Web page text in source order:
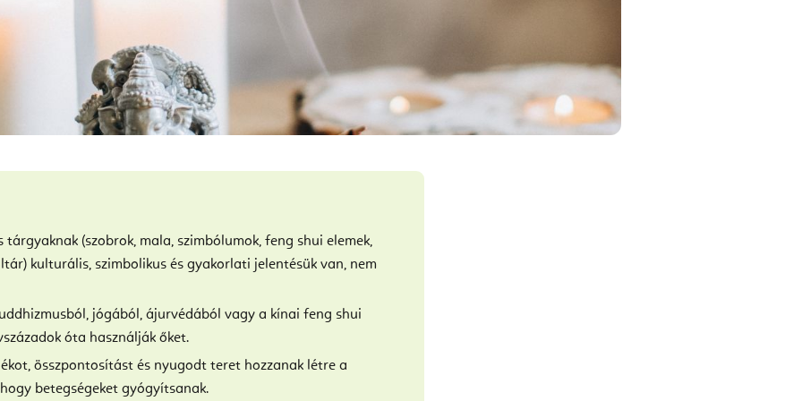
(szobrok, mala, szimbólumok, feng shui elemek,
kulturális, szimbolikus és gyakorlati jelentésük van, nem
jógából, ájurvédából vagy a kínai feng shui
óta használják őket.
összpontosítást és nyugodt teret hozzanak létre a
betegségeket gyógyítsanak.